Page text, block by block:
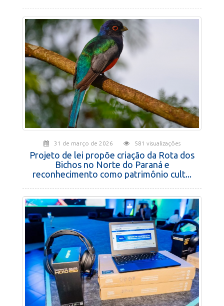
31 de março de 2026 581 visualizações
Projeto de lei propõe criação da Rota dos
Bichos no Norte do Paraná e
reconhecimento como patrimônio cult...